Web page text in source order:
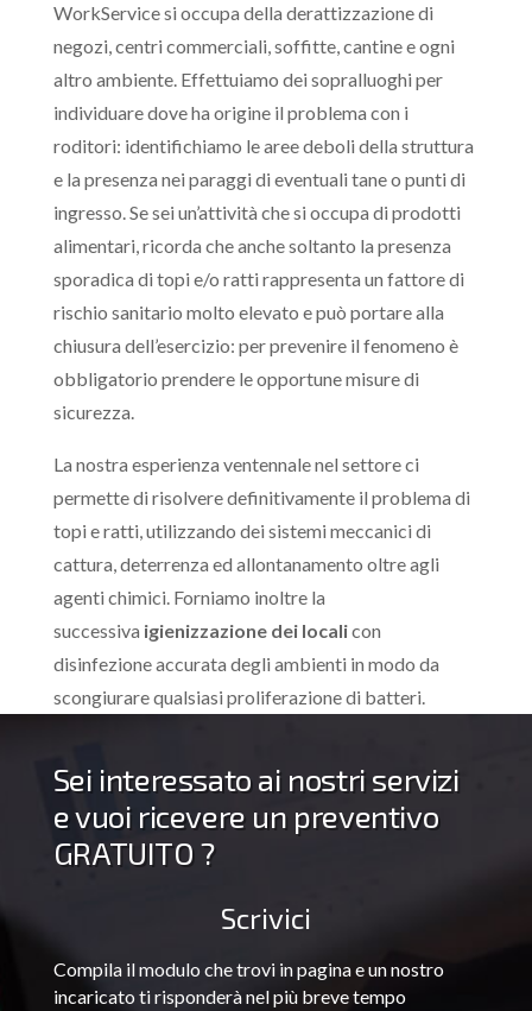
WorkService si occupa della derattizzazione di
negozi, centri commerciali, soffitte, cantine e ogni
altro ambiente. Effettuiamo dei sopralluoghi per
individuare dove ha origine il problema con i
roditori: identifichiamo le aree deboli della struttura
e la presenza nei paraggi di eventuali tane o punti di
ingresso. Se sei un’attività che si occupa di prodotti
alimentari, ricorda che anche soltanto la presenza
sporadica di topi e/o ratti rappresenta un fattore di
rischio sanitario molto elevato e può portare alla
chiusura dell’esercizio: per prevenire il fenomeno è
obbligatorio prendere le opportune misure di
sicurezza.
La nostra esperienza ventennale nel settore ci
permette di risolvere definitivamente il problema di
topi e ratti, utilizzando dei sistemi meccanici di
cattura, deterrenza ed allontanamento oltre agli
agenti chimici. Forniamo inoltre la
successiva igienizzazione dei localicon
disinfezione accurata degli ambienti in modo da
scongiurare qualsiasi proliferazione di batteri.
Sei interessato ai nostri servizi
e vuoi ricevere un preventivo
GRATUITO ?
Scrivici
Compila il modulo che trovi in pagina e un nostro
incaricato ti risponderà nel più breve tempo